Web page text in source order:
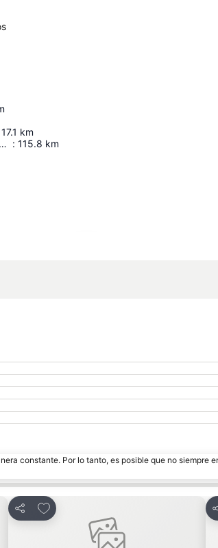
17.1 km
Aeropuerto Internacional José Joaquín De Olmedo : 115.8 km
constante. Por lo tanto, es posible que no siempre
Compartir
Agregar a favoritos